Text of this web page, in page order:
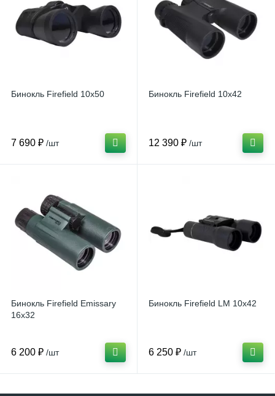
Бинокль Firefield 10x50
7 690 ₽ /шт
Бинокль Firefield 10x42
12 390 ₽ /шт
Бинокль Firefield Emissary
16x32
6 200 ₽ /шт
Бинокль Firefield LM 10x42
6 250 ₽ /шт